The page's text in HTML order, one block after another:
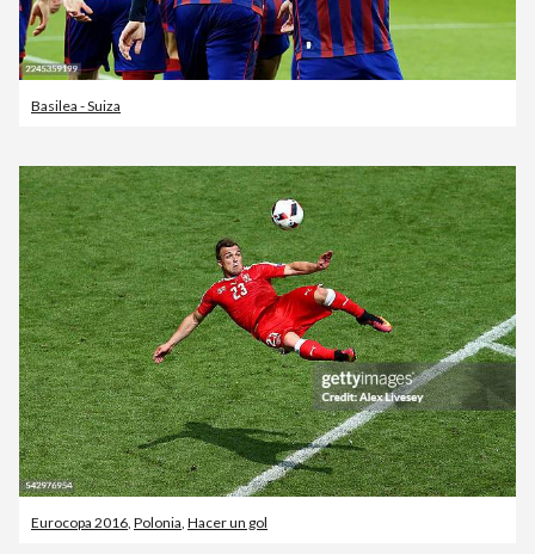
Basilea - Suiza
Eurocopa 2016, Polonia, Hacer un gol